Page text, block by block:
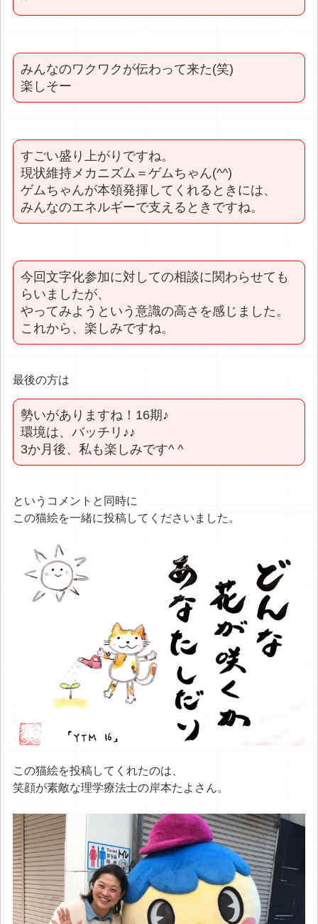
みんなのワクワクが伝わって来た(笑)
楽しそー
すごい盛り上がりですね。
現状維持メカニズム＝ゲムちゃん(^^)
ゲムちゃんが本領発揮してくれるときには、
みんなのエネルギーで支えるときですね。
今回文字化参加に対しての相談に関わらせても
らいましたが、
やってみようという意識の高さを感じました。
これから、楽しみですね。
最後の方は
勢いがありますね！16期♪
環境は、バッチリ♪♪
3か月後、私も楽しみです^ ^
というコメントと同時に
この猫絵を一緒に投稿してくださいました。
この猫絵を投稿してくれたのは、
笑顔が素敵な理学療法士の岸本たよさん。